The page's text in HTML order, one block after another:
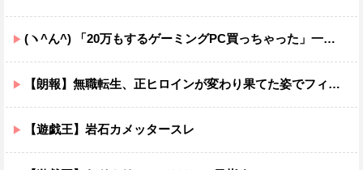
(ヽ^ん^) 「20万もするゲーミングPC買っちゃった」一週間後「お届け物でーす」（ヽ´ん`）「そう…」
【朗報】無職転生、正ヒロインが変わり果てた姿でフィギュア化wwwwwwwwwwww
【遊戯王】岩石カメッタースレ